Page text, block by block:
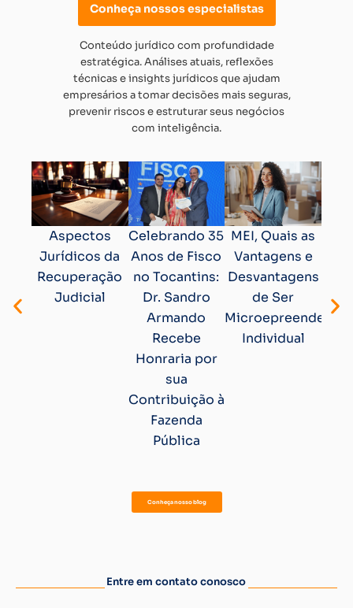
Conheça nossos especialistas
Conteúdo jurídico com profundidade
estratégica. Análises atuais, reflexões
técnicas e insights jurídicos que ajudam
empresários a tomar decisões mais seguras,
prevenir riscos e estruturar seus negócios
com inteligência.
Aspectos
Jurídicos da
Recuperação
Judicial
Celebrando 35
Anos de Fisco
no Tocantins:
Dr. Sandro
Armando
Recebe
Honraria por
sua
Contribuição à
Fazenda
Pública
MEI, Quais as
Vantagens e
Desvantagens
de Ser
Microepreendedor
Individual
Conheça nosso blog
Entre em contato conosco